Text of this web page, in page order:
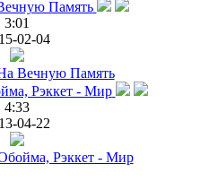
3:01
02-04
Вечную Память
4:33
04-22
Рэккет - Мир